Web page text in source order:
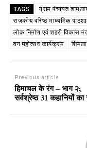
TAGS ग्राम पंचायत
राजकीय वरिष्ठ माध्यमिक
लोक निर्माण एवं शहरी विकास
वन महोत्सव कार्यक्रम
Previous article
हिमाचल के रंग – भाग २;
सर्वश्रेष्ठ 31 कहानियों